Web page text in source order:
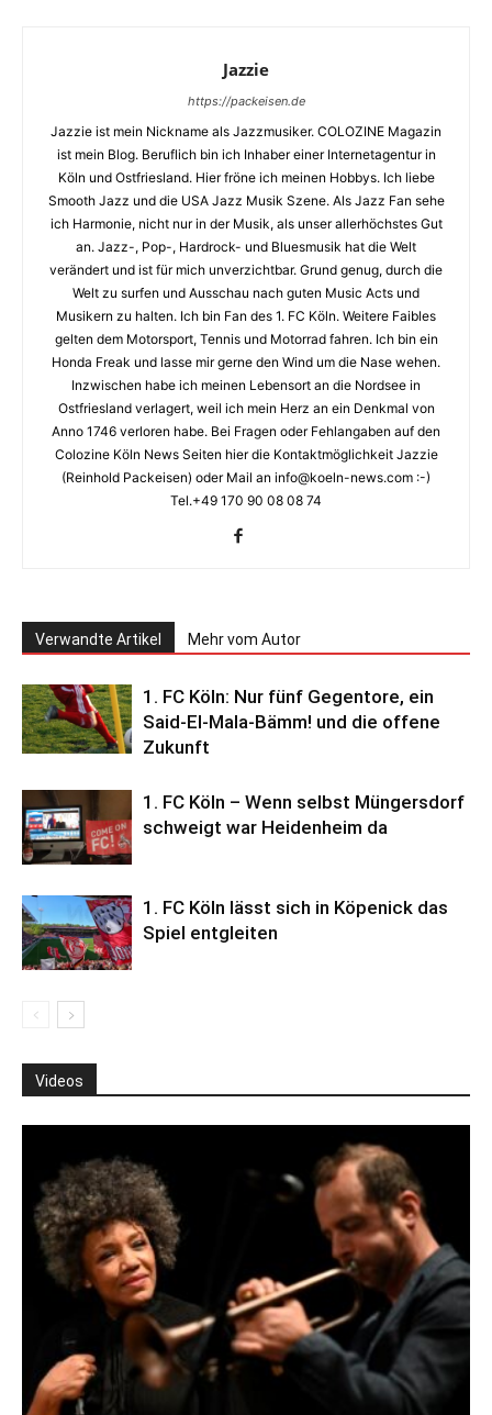
Jazzie
https://packeisen.de
Jazzie ist mein Nickname als Jazzmusiker. COLOZINE Magazin
ist mein Blog. Beruflich bin ich Inhaber einer Internetagentur in
Köln und Ostfriesland. Hier fröne ich meinen Hobbys. Ich liebe
Smooth Jazz und die USA Jazz Musik Szene. Als Jazz Fan sehe
ich Harmonie, nicht nur in der Musik, als unser allerhöchstes Gut
an. Jazz-, Pop-, Hardrock- und Bluesmusik hat die Welt
verändert und ist für mich unverzichtbar. Grund genug, durch die
Welt zu surfen und Ausschau nach guten Music Acts und
Musikern zu halten. Ich bin Fan des 1. FC Köln. Weitere Faibles
gelten dem Motorsport, Tennis und Motorrad fahren. Ich bin ein
Honda Freak und lasse mir gerne den Wind um die Nase wehen.
Inzwischen habe ich meinen Lebensort an die Nordsee in
Ostfriesland verlagert, weil ich mein Herz an ein Denkmal von
Anno 1746 verloren habe. Bei Fragen oder Fehlangaben auf den
Colozine Köln News Seiten hier die Kontaktmöglichkeit Jazzie
(Reinhold Packeisen) oder Mail an info@koeln-news.com :-)
Tel.+49 170 90 08 08 74
Verwandte Artikel Mehr vom Autor
1. FC Köln: Nur fünf Gegentore, ein
Said-El-Mala-Bämm! und die offene
Zukunft
1. FC Köln – Wenn selbst Müngersdorf
schweigt war Heidenheim da
1. FC Köln lässt sich in Köpenick das
Spiel entgleiten
Videos